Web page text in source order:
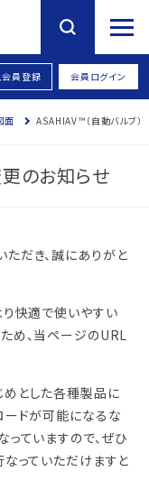
員登録 会員ログイン
面 ASAHIAV™（自動バルブ）
のお知らせ
だき、誠にありがと
り快適で使いやすい
め、当ページのURL
とした各種製品に
ードが可能になるな
っていますので、ぜひ
なっていただけますと